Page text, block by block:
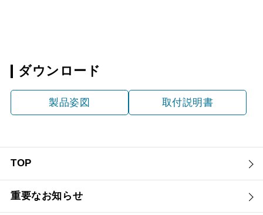
ダウンロード
製品姿図 取付説明書
TOP
重要なお知らせ